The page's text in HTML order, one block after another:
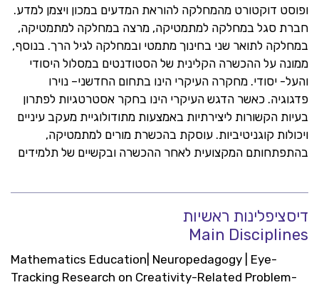
ופוסט דוקטורט מהמחלקה להוראת המדעים במכון ויצמן למדע.
חברת סגל במחלקה למתמטיקה, מרצה במחלקה למתמטיקה,
במחלקה לתואר שני בחינוך מתמטי ובמחלקה לגיל הרך. בנוסף,
ממונה על ההכשרה הקלינית של הסטודנטים במסלול היסודי
והעל- יסודי. מחקרה העיקרי הינו בתחום החדשני– נוירו
פדגוגיה. כאשר הדגש העיקרי הינו בחקר אסטרטגיות לפתרון
בעיות הקשורות ליצירתיות באמצעות מתודולוגיית מעקב עיניים
ויכולות קוגניטיביות. עוסקת בהכשרת מורים למתמטיקה,
בהתפתחותם המקצועית לאחר ההכשרה ובקשיים של תלמידים
דיסציפלינות ראשיות
Main Disciplines
Mathematics Education| Neuropedagogy | Eye-
Tracking Research on Creativity-Related Problem-